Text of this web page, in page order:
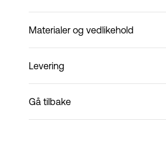
Materialer og vedlikehold
Levering
Gå tilbake